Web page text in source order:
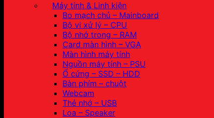
Máy tính & Linh kiện
Bo mạch chủ – Mainboard
Bộ vi xử lý – CPU
Bộ nhớ trong – RAM
Card màn hình – VGA
Màn hình máy tính
Nguồn máy tính – PSU
Ổ cứng – SSD – HDD
Bàn phím – chuột
Webcam
Thẻ nhớ – USB
Loa – Speaker